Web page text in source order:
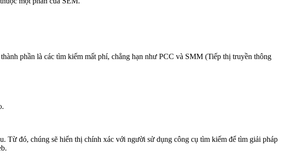
phần là các tìm kiếm mất phí, chẳng hạn như PCC và SMM (Tiếp thị truyền thông
đó, chúng sẽ hiển thị chính xác với người sử dụng công cụ tìm kiếm để tìm giải pháp